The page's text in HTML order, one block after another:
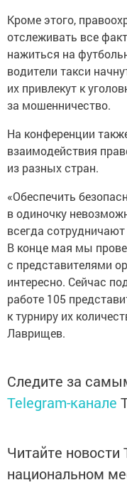
Кроме этого,
отслеживать все
нажиться на
водители такси
их привлекут к
за мошенничество.
На конференции
взаимодействия
из разных стран.
«Обеспечить
в одиночку
всегда
В конце мая мы
с представителями
интересно. Сейчас
работе 105
к турниру их
Лаврищев.
Следите за
Telegram-канале
Читайте новости
национальном